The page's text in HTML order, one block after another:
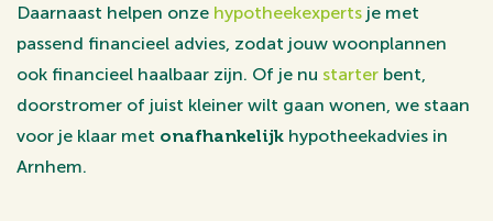
Daarnaast helpen onze hypotheekexperts je met
passend financieel advies, zodat jouw woonplannen
ook financieel haalbaar zijn. Of je nu starter bent,
doorstromer of juist kleiner wilt gaan wonen, we staan
voor je klaar met onafhankelijk hypotheekadvies in
Arnhem.